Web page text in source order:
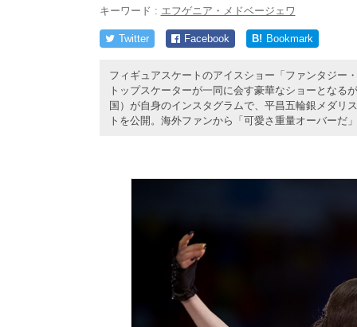
キーワード : エフゲニア・メドベージェワ
Twitter Facebook B! Bookmark
フィギュアスケートのアイスショー「ファンタジー
トップスケーターが一同に会す豪華なショーとなる
国）が自身のインスタグラムで、平昌五輪銀メダリ
トを公開。海外ファンから「可愛さ重量オーバーだ